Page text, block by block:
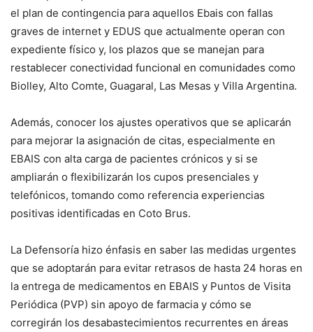
el plan de contingencia para aquellos Ebais con fallas
graves de internet y EDUS que actualmente operan con
expediente físico y, los plazos que se manejan para
restablecer conectividad funcional en comunidades como
Biolley, Alto Comte, Guagaral, Las Mesas y Villa Argentina.
Además, conocer los ajustes operativos que se aplicarán
para mejorar la asignación de citas, especialmente en
EBAIS con alta carga de pacientes crónicos y si se
ampliarán o flexibilizarán los cupos presenciales y
telefónicos, tomando como referencia experiencias
positivas identificadas en Coto Brus.
La Defensoría hizo énfasis en saber las medidas urgentes
que se adoptarán para evitar retrasos de hasta 24 horas en
la entrega de medicamentos en EBAIS y Puntos de Visita
Periódica (PVP) sin apoyo de farmacia y cómo se
corregirán los desabastecimientos recurrentes en áreas